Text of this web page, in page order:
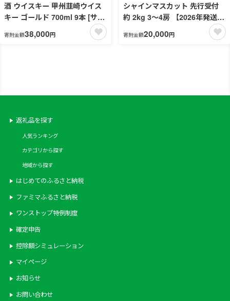
酒 ウイスキー 甲州韮崎ウイス
キー ゴールド 700ml 9本 [サ
20744948] ウィスキー ボトル
寄附金額38,000円
シャインマスカット 先行受付
約 2kg 3～4房 【2026年発送】
[OUTTA REACH JAPAN 山梨
県 韮崎市 20742972] マスカッ
寄附金額20,000円
返礼品を探す
人気ランキング
カテゴリから探す
地域から探す
はじめてのふるさと納税
ファミマふるさと納税
ワンストップ特例制度
確定申告
控除額シミュレーション
マイページ
お知らせ
お問い合わせ